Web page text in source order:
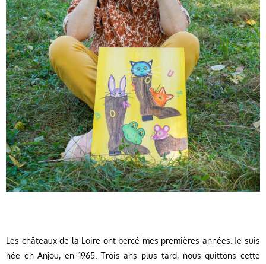
Les châteaux de la Loire ont bercé mes premières années. Je suis
née en Anjou, en 1965. Trois ans plus tard, nous quittons cette